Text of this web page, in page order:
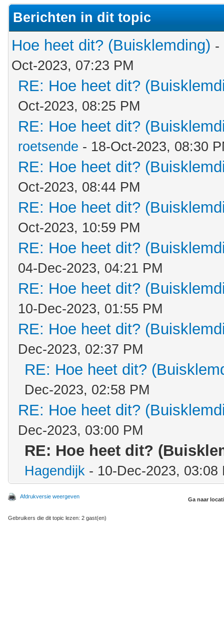
Berichten in dit topic
Hoe heet dit? (Buisklemding) -
Oct-2023, 07:23 PM
RE: Hoe heet dit?
Oct-2023, 08:25 PM
RE: Hoe heet dit?
roetsende - 18-Oct-2023, 08:30
RE: Hoe heet dit?
Oct-2023, 08:44 PM
RE: Hoe heet dit?
Oct-2023, 10:59 PM
RE: Hoe heet dit?
04-Dec-2023, 04:21 PM
RE: Hoe heet dit?
10-Dec-2023, 01:55 PM
RE: Hoe heet dit?
Dec-2023, 02:37 PM
RE: Hoe heet dit?
Dec-2023, 02:58 PM
RE: Hoe heet dit?
Dec-2023, 03:00 PM
RE: Hoe heet dit?
Hagendijk - 10-Dec-2023, 03:08
Afdrukversie weergeven Ga naar
Gebruikers die dit topic lezen: 2 gast(en)